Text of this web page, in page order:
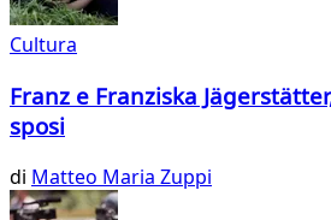
Cultura
Franz e Franziska
sposi
di Matteo Maria Zuppi